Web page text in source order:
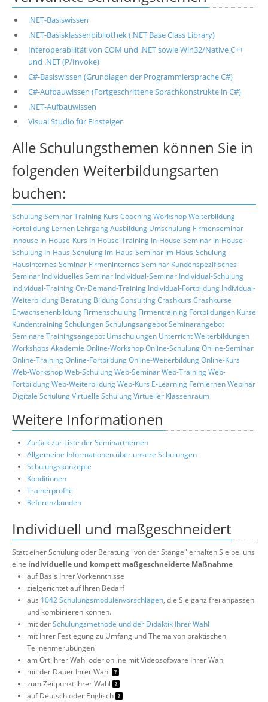
.NET-Basiswissen
.NET-Basisklassenbibliothek (.NET Base Class Library)
Interoperabilität von COM und .NET sowie Win32/Native C++
und .NET (P/Invoke)
C#-Basiswissen (Grundlagen der Programmiersprache C#)
C#-Aufbauwissen (Fortgeschrittene Sprachkonstrukte in C#)
.NET-Aufbauwissen
Visual Studio für Einsteiger
Alle Schulungsthemen können Sie in
folgenden Weiterbildungsarten
buchen:
SchulungSeminarTraining Kurs CoachingWorkshopWeiterbildung
Fortbildung Lernen LehrgangAusbildung Umschulung Firmenseminar
Inhouse In-House-Kurs In-House-Training In-House-Seminar In-House-
Schulung In-Haus-Schulung Im-Haus-Seminar Im-Haus-Schulung
Hausinternes Seminar Firmeninternes Seminar Kundenspezifisches
Seminar Individuelles Seminar Individual-Seminar Individual-Schulung
Individual-TrainingOn-Demand-Training Individual-Fortbildung Individual-
Weiterbildung Beratung BildungConsultingCrashkurs Crashkurse
Erwachsenenbildung Firmenschulung Firmentraining Fortbildungen Kurse
KundentrainingSchulungenSchulungsangebotSeminarangebot
Seminare Trainingsangebot Umschulungen UnterrichtWeiterbildungen
Workshops Akademie Online-WorkshopOnline-SchulungOnline-Seminar
Online-TrainingOnline-FortbildungOnline-WeiterbildungOnline-Kurs
Web-WorkshopWeb-SchulungWeb-SeminarWeb-TrainingWeb-
FortbildungWeb-WeiterbildungWeb-Kurs E-Learning FernlernenWebinar
Digitale SchulungVirtuelle SchulungVirtueller Klassenraum
Weitere Informationen
Zurück zur Liste der Seminarthemen
Allgemeine Informationen über unsere Schulungen
Schulungskonzepte
Konditionen
Trainerprofile
Referenzkunden
Individuell und maßgeschneidert
Statt einer Schulung oder Beratung "von der Stange" erhalten Sie bei uns
eine individuelle und kompett maßgeschneiderte Maßnahme
auf Basis Ihrer Vorkenntnisse
zielgerichtet auf Ihren Bedarf
aus 1042 Schulungsmodulenvorschlägen, die Sie ganz frei anpassen
und kombinieren können.
mit derSchulungsmethode und der Didaktik Ihrer Wahl
mit Ihrer Festlegung zu Umfang und Thema von praktischen
Teilnehmerübungen
am Ort Ihrer Wahl oder online mit Videosoftware Ihrer Wahl
mit der Dauer Ihrer Wahl
zum Zeitpunkt Ihrer Wahl
auf Deutsch oder Englisch